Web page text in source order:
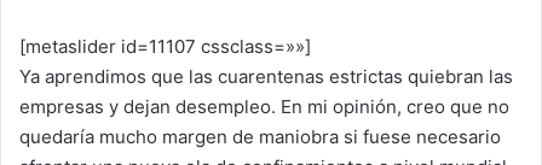
[metaslider id=11107 cssclass=»»]
Ya aprendimos que las cuarentenas estrictas quiebran las
empresas y dejan desempleo. En mi opinión, creo que no
quedaría mucho margen de maniobra si fuese necesario